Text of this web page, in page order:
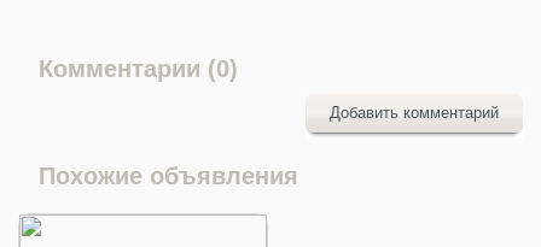
Комментарии (0)
Добавить комментарий
Похожие объявления